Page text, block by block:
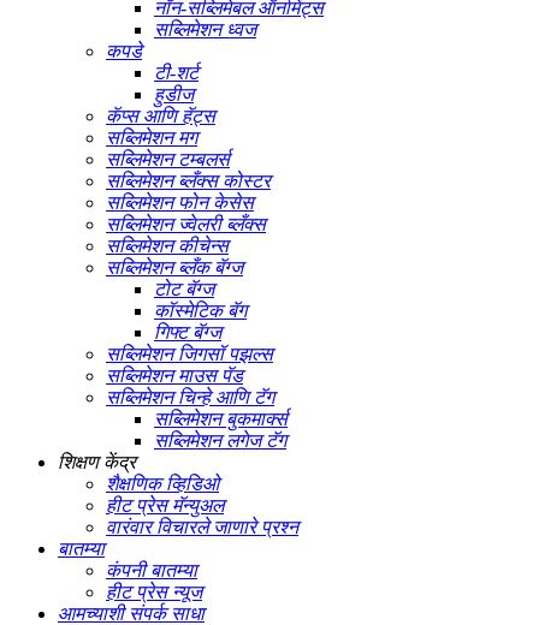
नॉन-सब्लिमेबल ऑर्नामेंट्स
सब्लिमेशन ध्वज
कपडे
टी-शर्ट
हुडीज
कॅप्स आणि हॅट्स
सब्लिमेशन मग
सब्लिमेशन टम्बलर्स
सब्लिमेशन ब्लँक्स कोस्टर
सब्लिमेशन फोन केसेस
सब्लिमेशन ज्वेलरी ब्लँक्स
सब्लिमेशन कीचेन्स
सब्लिमेशन ब्लँक बॅग्ज
टोट बॅग्ज
कॉस्मेटिक बॅग
गिफ्ट बॅग्ज
सब्लिमेशन जिगसॉ पझल्स
सब्लिमेशन माउस पॅड
सब्लिमेशन चिन्हे आणि टॅग
सब्लिमेशन बुकमार्क्स
सब्लिमेशन लगेज टॅग
शिक्षण केंद्र
शैक्षणिक व्हिडिओ
हीट प्रेस मॅन्युअल
वारंवार विचारले जाणारे प्रश्न
बातम्या
कंपनी बातम्या
हीट प्रेस न्यूज
आमच्याशी संपर्क साधा